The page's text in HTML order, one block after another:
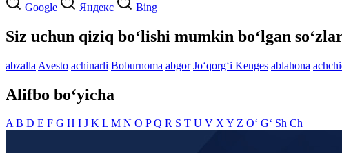
Google Яндекс Bing
Siz uchun qiziq bo‘lishi mumkin bo‘lgan
abzalla Avesto achinarli Boburnoma abgor Jo‘qorg‘i Kenges ablahona
Alifbo bo‘yicha
AB D E F G H I J K L M N O PQ R S T U V XY Z O‘ G‘ Sh Ch